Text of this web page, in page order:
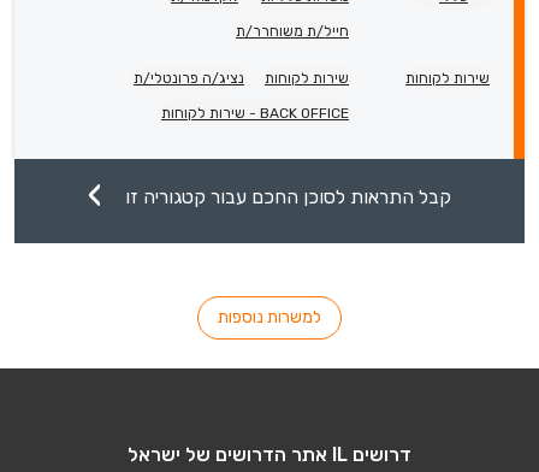
חייל/ת משוחרר/ת
שירות לקוחות שירות לקוחות נציג/ה פרונטלי/ת
BACK OFFICE - שירות לקוחות
קבל התראות לסוכן החכם עבור קטגוריה זו
למשרות נוספות
דרושים IL אתר הדרושים של ישראל